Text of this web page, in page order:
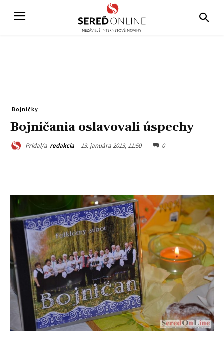
Bojničky
Bojničania oslavovali úspechy
Pridal/a redakcia 13. januára 2013, 11:50 0